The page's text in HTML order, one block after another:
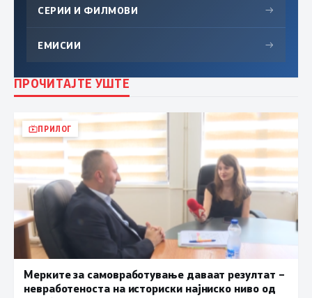
СЕРИИ И ФИЛМОВИ →
ЕМИСИИ →
ПРОЧИТАЈТЕ УШТЕ
ПРИЛОГ
Мерките за самовработување даваат резултат –
невработеноста на историски најниско ниво од